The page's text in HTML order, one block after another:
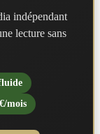
indépendant
lecture sans
mois